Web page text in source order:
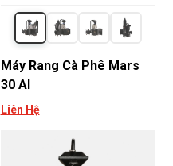
Máy Rang Cà Phê Mars
30 AI
Liên Hệ